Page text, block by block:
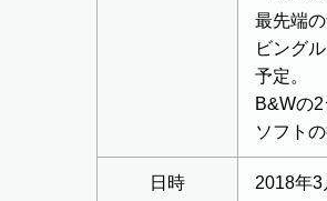
最先端
ビング
予定。
B&Wの
ソフト
日時 2018年